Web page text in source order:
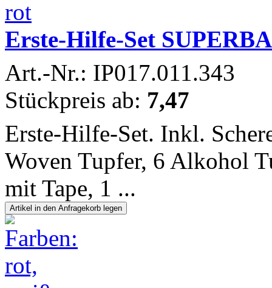
Erste-Hilfe-Set
Art.-Nr.: IP017.011.343
Stückpreis ab: 7,47
Erste-Hilfe-Set. Inkl.
Woven Tupfer, 6 Alkohol
mit Tape, 1 ...